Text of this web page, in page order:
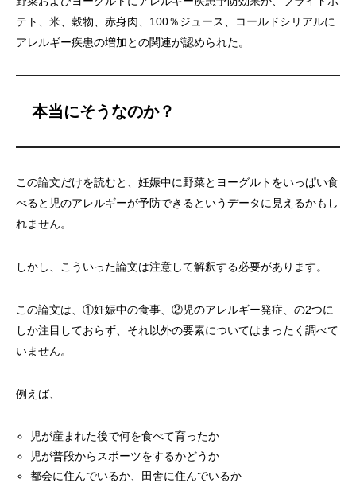
テト、米、穀物、赤身肉、100％ジュース、コールドシリアルに
アレルギー疾患の増加との関連が認められた。
本当にそうなのか？
この論文だけを読むと、妊娠中に野菜とヨーグルトをいっぱい食
べると児のアレルギーが予防できるというデータに見えるかもし
れません。
しかし、こういった論文は注意して解釈する必要があります。
この論文は、①妊娠中の食事、②児のアレルギー発症、の2つに
しか注目しておらず、それ以外の要素についてはまったく調べて
いません。
例えば、
児が産まれた後で何を食べて育ったか
児が普段からスポーツをするかどうか
都会に住んでいるか、田舎に住んでいるか